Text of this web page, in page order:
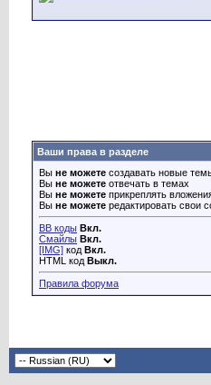
Ваши права в разделе
Вы не можете создавать новые
Вы не можете отвечать в темах
Вы не можете прикреплять
Вы не можете редактировать свои
BB коды Вкл.
Смайлы Вкл.
[IMG] код Вкл.
HTML код Выкл.
Правила форума